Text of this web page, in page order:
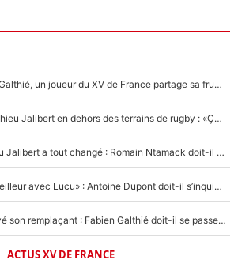
Mis de côté par Fabien Galthié, un joueur du XV de France partage sa frustration : «ils ne me l’ont pas dit tout de suite»
La raison d'être de Matthieu Jalibert en dehors des terrains de rugby : «Ça m'atteint autant que si tu touches à un membre de ma famille»
XV de France - Matthieu Jalibert a tout changé : Romain Ntamack doit-il s’inquiéter pour sa place à un an de la Coupe du monde ?
«Le XV de France est meilleur avec Lucu» : Antoine Dupont doit-il s’inquiéter pour sa place ?
Le XV de France a trouvé son remplaçant : Fabien Galthié doit-il se passer d'Antoine Dupont ?
ACTUS XV DE FRANCE